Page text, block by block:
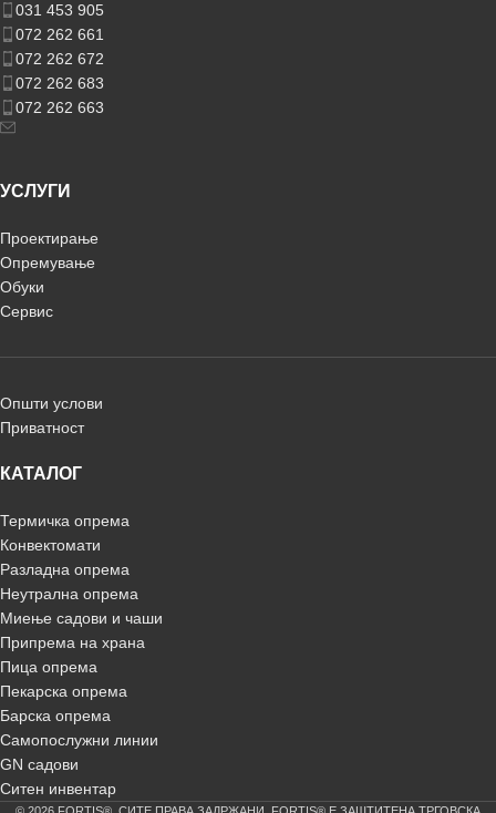
031 453 905
072 262 661
072 262 672
072 262 683
072 262 663
УСЛУГИ
Проектирање
Опремување
Обуки
Сервис
Општи услови
Приватност
КАТАЛОГ
Термичка опрема
Конвектомати
Разладна опрема
Неутрална опрема
Миење садови и чаши
Припрема на храна
Пица опрема
Пекарска опрема
Барска опрема
Самопослужни линии
GN садови
Ситен инвентар